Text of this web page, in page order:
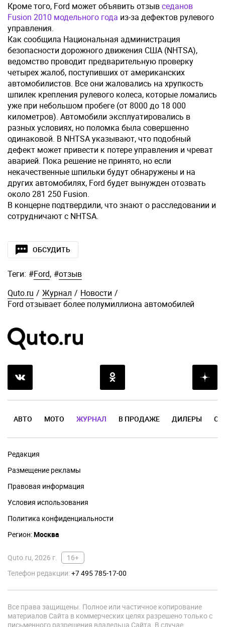
Кроме того, Ford может объявить отзывседанов
Fusion 2010 модельного года из-за дефектов рулевого
управления.
Как сообщила Национальная администрация
безопасности дорожного движения США (NHTSA),
ведомство проводит предварительную проверку
четырех жалоб, поступивших от американских
автомобилистов. Все они жаловались на хрупкость
шпилек крепления рулевого колеса, которые ломались
уже при небольшом пробеге (от 8000 до 18 000
километров). Автомобили эксплуатировались в
разных условиях, но поломка была совершенно
одинаковой. В NHTSA указывают, что подобный
дефект может привести к потере управления и чреват
аварией. Пока решение не принято, но если
некачественные шпильки будут обнаружены и на
других автомобилях, Ford будет вынужден отозвать
около 281 250 Fusion.
В концерне подтвердили, что знают о расследовании и
сотрудничают с NHTSA.
ОБСУДИТЬ
Теги: #Ford, #отзыв
Quto.ru / Журнал / Новости /
Ford отзывает более полумиллиона автомобилей
АВТО МОТО ЖУРНАЛ В ПРОДАЖЕ ДИЛЕРЫ
Редакция
Размещение рекламы
Правовая информация
Условия использования
Политика конфиденциальности
Регион:Москва
Quto.ru, 2026 г.
16+
Телефон редакции:+7 495 785-17-00
Все права защищены. Полное или частичное копирование
материалов Сайта в коммерческих целях разрешено только с
письменного разрешения владельца Сайта. В случае